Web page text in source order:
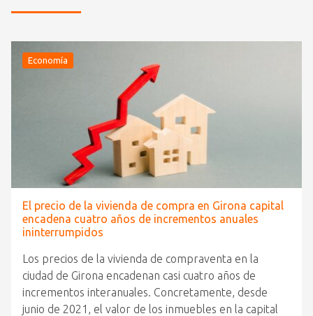
Economía
El precio de la vivienda de compra en Girona capital
encadena cuatro años de incrementos anuales
ininterrumpidos
Los precios de la vivienda de compraventa en la
ciudad de Girona encadenan casi cuatro años de
incrementos interanuales. Concretamente, desde
junio de 2021, el valor de los inmuebles en la capital